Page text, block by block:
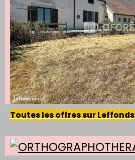
Toutes les offres sur Leffonds